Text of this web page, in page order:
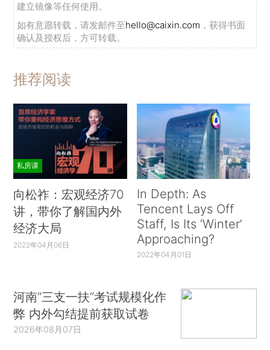
建立镜像等任何使用。
如有意愿转载，请发邮件至hello@caixin.com ，获得书面
确认及授权后，方可转载。
推荐阅读
私房课
向松祚：宏观经济70
讲，带你了解国内外
经济大局
2022年04月06日
In Depth: As
Tencent Lays Off
Staff, Is Its ‘Winter’
Approaching?
2022年04月01日
河南“三支一扶”考试规模化作
弊 内外勾结提前获取试卷
2026年08月07日